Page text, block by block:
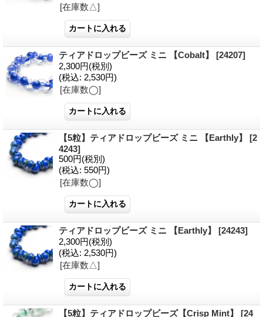
[在庫数△]
ティアドロップビーズ ミニ 【Cobalt】 [24207]
2,300円(税別)
(税込: 2,530円)
[在庫数◯]
【5粒】ティアドロップビーズ ミニ 【Earthly】 [2
4243]
500円(税別)
(税込: 550円)
[在庫数◯]
ティアドロップビーズ ミニ 【Earthly】 [24243]
2,300円(税別)
(税込: 2,530円)
[在庫数△]
【5粒】ティアドロップビーズ【Crisp Mint】 [24